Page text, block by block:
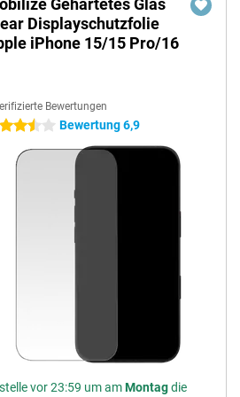
Gehärtetes Glas
Displayschutzfolie
iPhone 15/15 Pro/16
Bewertungen
Sterne Bewertung 6,9
vor 23:59 um amMontagdie